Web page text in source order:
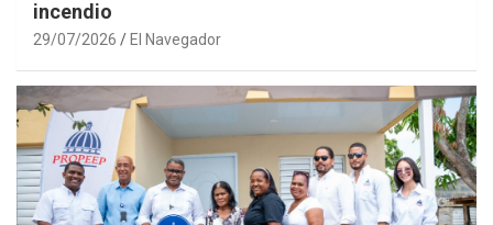
incendio
29/07/2026 El Navegador